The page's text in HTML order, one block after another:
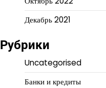
Декабрь 2021
Рубрики
Uncategorised
Банки и кредиты